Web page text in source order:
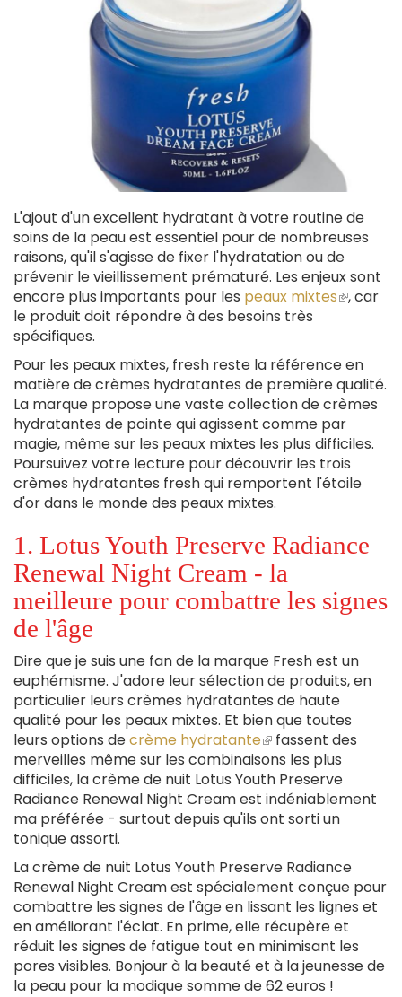
L'ajout d'un excellent hydratant à votre routine de
soins de la peau est essentiel pour de nombreuses
raisons, qu'il s'agisse de fixer l'hydratation ou de
prévenir le vieillissement prématuré. Les enjeux sont
encore plus importants pour les peaux mixtes(le, car
le produit doit répondre à des besoins très
spécifiques.
Pour les peaux mixtes, fresh reste la référence en
matière de crèmes hydratantes de première qualité.
La marque propose une vaste collection de crèmes
hydratantes de pointe qui agissent comme par
magie, même sur les peaux mixtes les plus difficiles.
Poursuivez votre lecture pour découvrir les trois
crèmes hydratantes fresh qui remportent l'étoile
d'or dans le monde des peaux mixtes.
1. Lotus Youth Preserve Radiance
Renewal Night Cream - la
meilleure pour combattre les signes
de l'âge
Dire que je suis une fan de la marque Fresh est un
euphémisme. J'adore leur sélection de produits, en
particulier leurs crèmes hydratantes de haute
qualité pour les peaux mixtes. Et bien que toutes
leurs options decrème hydratante(le
lien
est
externe)
fassent des
merveilles même sur les combinaisons les plus
difficiles, la crème de nuit Lotus Youth Preserve
Radiance Renewal Night Cream est indéniablement
ma préférée - surtout depuis qu'ils ont sorti un
tonique assorti.
La crème de nuit Lotus Youth Preserve Radiance
Renewal Night Cream est spécialement conçue pour
combattre les signes de l'âge en lissant les lignes et
en améliorant l'éclat. En prime, elle récupère et
réduit les signes de fatigue tout en minimisant les
pores visibles. Bonjour à la beauté et à la jeunesse de
la peau pour la modique somme de 62 euros !